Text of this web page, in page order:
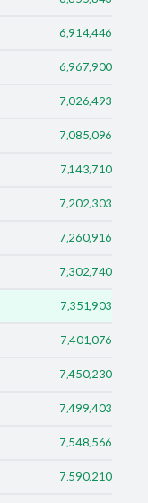
6,914,446
6,967,900
7,026,493
7,085,096
7,143,710
7,202,303
7,260,916
7,302,740
7,351,903
7,401,076
7,450,230
7,499,403
7,548,566
7,590,210